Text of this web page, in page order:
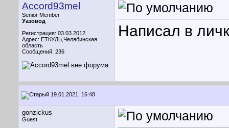
Accord93mel
Senior Member
Уазовод
Регистрация: 03.03.2012
Адрес: ЕТКУЛЬ,Челябинская
область
Сообщений: 236
Написал в
19.01.2021, 16:48
gonzickus
Guest